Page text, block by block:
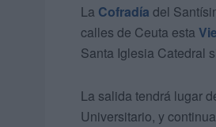
La Cofradía del
calles de Ceuta esta
Santa Iglesia Catedral
La salida tendrá lugar
Universitario, y